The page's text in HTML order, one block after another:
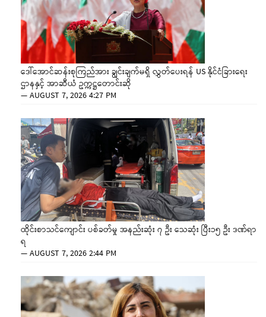
ဒေါ်အောင်ဆန်းစုကြည်အား ချွင်းချက်မရှိ လွှတ်ပေးရန် US နိုင်ငံခြားရေး
ဌာနနှင့် အာဆီယံ ဥက္ကဋ္ဌတောင်းဆို
—AUGUST 7, 2026 4:27 PM
ထိုင်းစာသင်ကျောင်း ပစ်ခတ်မှု အနည်းဆုံး ၇ ဦး သေဆုံး ပြီး၁၅ ဦး ဒဏ်ရာ
ရ
—AUGUST 7, 2026 2:44 PM